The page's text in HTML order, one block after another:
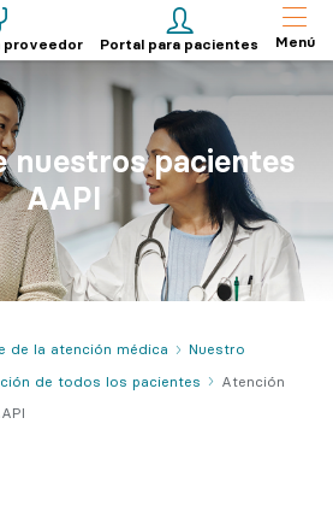
proveedor Portal para pacientes Menú
nuestros pacientes
AAPI
de la atención médica
Nuestro
de todos los pacientes
Atención